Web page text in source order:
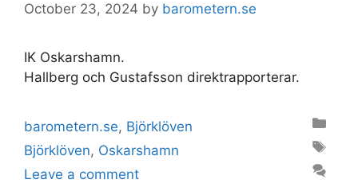
October 23, 2024 by barometern.se
IK Oskarshamn.
Hallberg och Gustafsson direktrapporterar.
Categories
barometern.se, Björklöven
Tags
Björklöven, Oskarshamn
Leave a comment